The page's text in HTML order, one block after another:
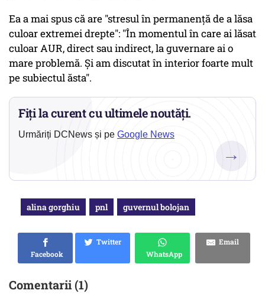
Ea a mai spus că are "stresul în permanenţă de a lăsa
culoar extremei drepte": "În momentul în care ai lăsat
culoar AUR, direct sau indirect, la guvernare ai o
mare problemă. Şi am discutat în interior foarte mult
pe subiectul ăsta".
Fiți la curent cu ultimele noutăți.
Urmăriți DCNews și pe Google News
→
alina gorghiu pnl guvernul bolojan
Facebook
Twitter
WhatsApp
Email
Comentarii (1)